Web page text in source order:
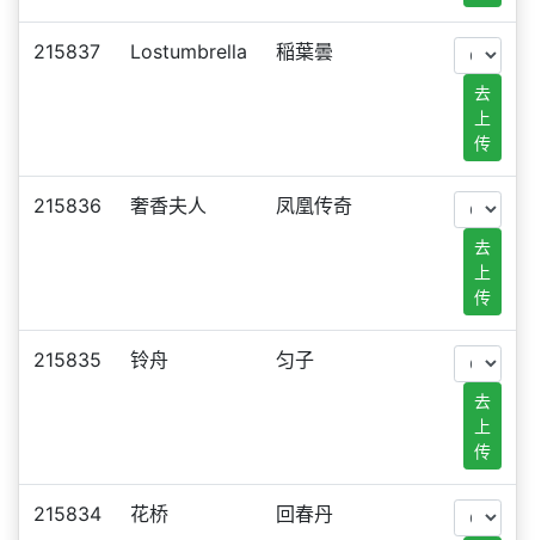
215837 Lostumbrella 稲葉曇
去
上
传
215836 奢香夫人 凤凰传奇
去
上
传
215835 铃舟 匀子
去
上
传
215834 花桥 回春丹